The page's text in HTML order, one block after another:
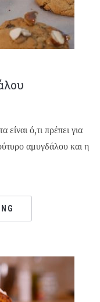
ό,τι πρέπει για
αμυγδάλου και η